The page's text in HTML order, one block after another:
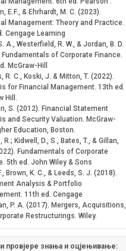
E.F., & Ehrhardt, M. C. (2023).
Management: Theory and Practice.
Cengage Learning
A., Westerfield, R. W., & Jordan, B. D.
Fundamentals of Corporate Finance.
McGraw-Hill
R. C., Koski, J. & Mitton, T. (2022).
for Financial Management. 13th ed.
Hill.
S. (2012). Financial Statement
and Security Valuation. McGraw-
Education, Boston.
R.; Kidwell, D., S., Bates, T., & Gillan,
Fundamentals of Corporate
5th ed. John Wiley & Sons
Brown, K. C., & Leeds, S. J. (2018).
Analysis & Portfolio
11th ed. Cengage
P. A. (2017). Mergers, Acquisitions,
Restructurings. Wiley.
провјере знања и оцјењивање: